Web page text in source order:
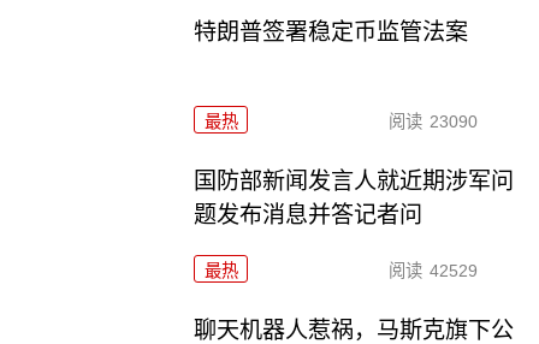
特朗普签署稳定币监管法案
最热 阅读 23090
国防部新闻发言人就近期涉军问
题发布消息并答记者问
最热 阅读 42529
聊天机器人惹祸，马斯克旗下公